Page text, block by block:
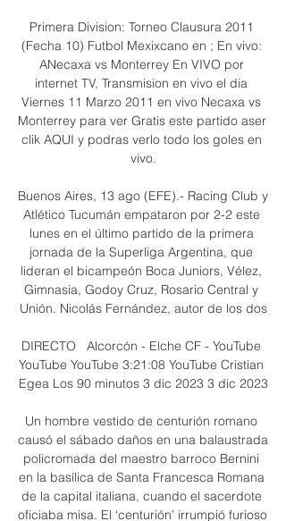
Primera Division: Torneo Clausura 2011
(Fecha 10) Futbol Mexixcano en ; En vivo:
ANecaxa vs Monterrey En VIVO por
internet TV, Transmision en vivo el dia
Viernes 11 Marzo 2011 en vivo Necaxa vs
Monterrey para ver Gratis este partido aser
clik AQUI y podras verlo todo los goles en
vivo.
Buenos Aires, 13 ago (EFE).- Racing Club y
Atlético Tucumán empataron por 2-2 este
lunes en el último partido de la primera
jornada de la Superliga Argentina, que
lideran el bicampeón Boca Juniors, Vélez,
Gimnasia, Godoy Cruz, Rosario Central y
Unión. Nicolás Fernández, autor de los dos
DIRECTO   Alcorcón - Elche CF - YouTube
YouTube YouTube 3:21:08 YouTube Cristian
Egea Los 90 minutos 3 dic 2023 3 dic 2023
Un hombre vestido de centurión romano
causó el sábado daños en una balaustrada
policromada del maestro barroco Bernini
en la basílica de Santa Francesca Romana
de la capital italiana, cuando el sacerdote
oficiaba misa. El ‘centurión’ irrumpió furioso